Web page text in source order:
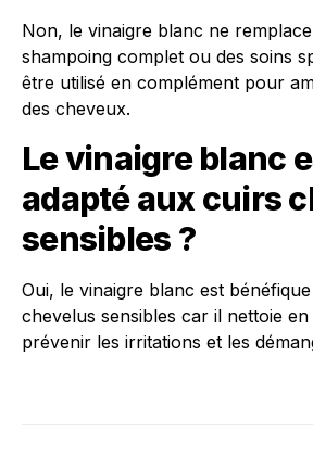
Non, le vinaigre blanc ne
shampoing complet ou des soins
être utilisé en complément pour
des cheveux.
Le vinaigre blanc
adapté aux cuirs
sensibles ?
Oui, le vinaigre blanc est
chevelus sensibles car il nettoie
prévenir les irritations et les